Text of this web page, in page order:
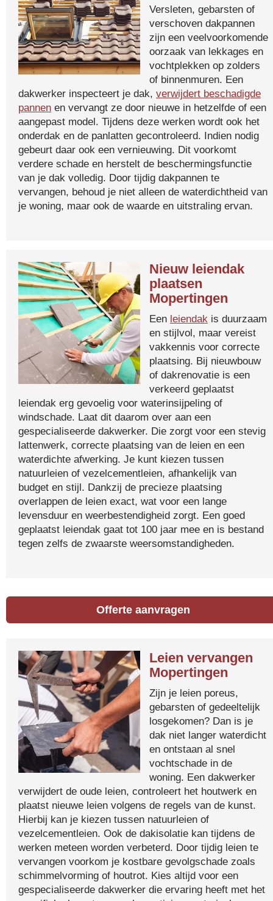
Versleten, gebarsten of
verschoven dakpannen
zijn een veelvoorkomende
oorzaak van lekkages en
vochtplekken op zolders
of binnenmuren. Een
dakwerker inspecteert je dak, verwijdert beschadigde
pannen en vervangt ze door nieuwe in hetzelfde of een
aangepast model. Tijdens deze werken wordt ook het
onderdak en de panlatten gecontroleerd. Indien nodig
gebeurt daar ook een vernieuwing. Dit voorkomt
verdere schade en herstelt de beschermingsfunctie
van je dak volledig. Door tijdig dakpannen te
vervangen, behoud je niet alleen de waterdichtheid van
je woning, maar ook de waarde en uitstraling ervan.
Nieuw leiendak
plaatsen
Mopertingen
Een leiendak is duurzaam
en stijlvol, maar vereist
vakkennis voor correcte
plaatsing. Bij nieuwbouw
of dakrenovatie is een
verkeerd geplaatst
leiendak erg gevoelig voor waterinsijpeling of
windschade. Laat dit daarom over aan een
gespecialiseerde dakwerker. Die zorgt voor een stevig
lattenwerk, correcte plaatsing van de leien en een
waterdichte afwerking. Je kunt kiezen tussen
natuurleien of vezelcementleien, afhankelijk van
budget en stijl. Dankzij de precieze plaatsing
overlappen de leien exact, wat voor een lange
levensduur en weerbestendigheid zorgt. Een goed
geplaatst leiendak gaat tot 100 jaar mee en is bestand
tegen zelfs de zwaarste weersomstandigheden.
Offerte aanvragen
Leien vervangen
Mopertingen
Zijn je leien poreus,
gebarsten of gedeeltelijk
losgekomen? Dan is je
dak niet langer waterdicht
en ontstaan al snel
vochtschade in de
woning. Een dakwerker
verwijdert de oude leien, controleert het houtwerk en
plaatst nieuwe leien volgens de regels van de kunst.
Hierbij kan je kiezen tussen natuurleien of
vezelcementleien. Ook de dakisolatie kan tijdens de
werken meteen worden verbeterd. Door tijdig leien te
vervangen voorkom je kostbare gevolgschade zoals
schimmelvorming of houtrot. Kies altijd voor een
gespecialiseerde dakwerker die ervaring heeft met het